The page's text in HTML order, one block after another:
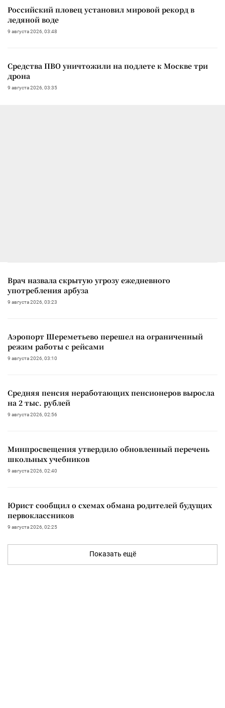
Российский пловец установил мировой рекорд в
ледяной воде
9 августа 2026, 03:48
Средства ПВО уничтожили на подлете к Москве три
дрона
9 августа 2026, 03:35
Врач назвала скрытую угрозу ежедневного
употребления арбуза
9 августа 2026, 03:23
Аэропорт Шереметьево перешел на ограниченный
режим работы с рейсами
9 августа 2026, 03:10
Средняя пенсия неработающих пенсионеров выросла
на 2 тыс. рублей
9 августа 2026, 02:56
Минпросвещения утвердило обновленный перечень
школьных учебников
9 августа 2026, 02:40
Юрист сообщил о схемах обмана родителей будущих
первоклассников
9 августа 2026, 02:25
Показать ещё